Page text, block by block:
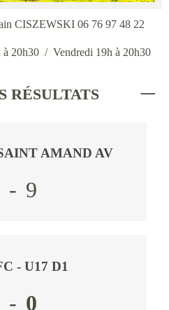
CISZEWSKI 06 76 97 48 22
à 20h30 / Vendredi 19h à 20h30
RÉSULTATS
AMAND AV
- 9
- U17 D1
- 0